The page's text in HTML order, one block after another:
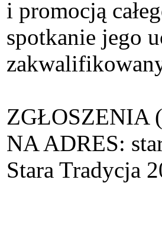
i promocją
spotkanie jego
ZGŁOSZENIA
NA ADRES:
Stara Tradycja